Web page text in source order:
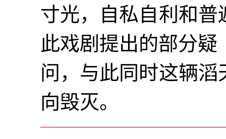
寸光，自私自利和
此戏剧提出的部分疑
问，与此同时这辆
向毁灭。